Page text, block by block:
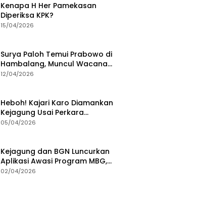
Kenapa H Her Pamekasan
Diperiksa KPK?
15/04/2026
Surya Paloh Temui Prabowo di
Hambalang, Muncul Wacana
Penggabungan NasDem dan
12/04/2026
Heboh! Kajari Karo Diamankan
Kejagung Usai Perkara
Videografer Divonis Bebas
05/04/2026
Kejagung dan BGN Luncurkan
Aplikasi Awasi Program MBG,
Begini Cara Lapornya
02/04/2026